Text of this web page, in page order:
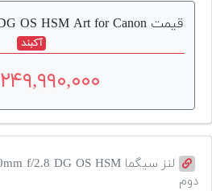
قیمت Sigma 24-70mm f/2.8 DG OS HSM Art for Canon
آکبند
۲۴۹,۹۹۰,۰۰۰
دوم